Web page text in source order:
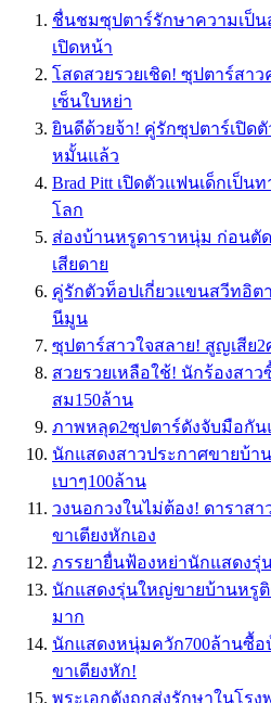
ชื่นชมซุปตาร์รักษาความเป็น
เปิดหน้า
โสดสวยรวยเชิด! ซุปตาร์สา
เซ็นใบหย่า
ยินดีด้วยจ้า! คู่รักซุปตาร์เปิด
หมั้นแล้ว
Brad Pitt เปิดตัวแฟนเด็กเป็
โลก
ส่องบ้านหรูดาราหนุ่ม ก่อนตั
เสียดาย
คู่รักตัวท็อปเกี่ยวแขนสวีทอิ
นีมูน
ซุปตาร์สาวใจสลาย! สูญเสีย
สวยรวยเหลือใช้! นักร้องสา
สม150ล้าน
ภาพหลุด2ซุปตาร์ดังจับมือกัน
นักแสดงสาวประกาศขายบ้า
เบาๆ100ล้าน
วงนอกวงในไม่ต้อง! ดาราส
ขาเตียงหักเอง
ภรรยายื่นฟ้องหย่านักแสดงรุ่
นักแสดงรุ่นใหญ่ขายบ้านหรูติ
มาก
นักแสดงหนุ่มควัก700ล้านซื้
ขาเตียงหัก!
พระเอกดังถูกส่งรักษาในโร